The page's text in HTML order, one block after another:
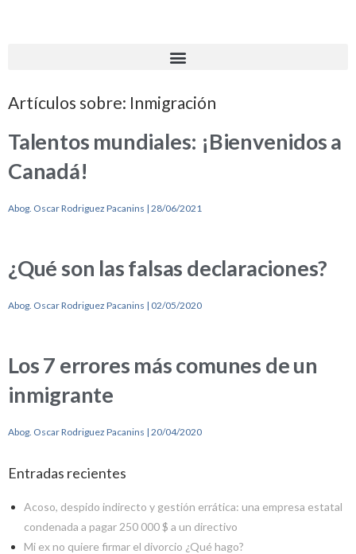
Artículos sobre: Inmigración
Talentos mundiales: ¡Bienvenidos a
Canadá!
Abog. Oscar Rodriguez Pacanins 28/06/2021
¿Qué son las falsas declaraciones?
Abog. Oscar Rodriguez Pacanins 02/05/2020
Los 7 errores más comunes de un
inmigrante
Abog. Oscar Rodriguez Pacanins 20/04/2020
Entradas recientes
Acoso, despido indirecto y gestión errática: una empresa estatal
condenada a pagar 250 000 $ a un directivo
Mi ex no quiere firmar el divorcio ¿Qué hago?